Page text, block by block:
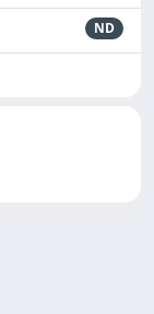
ND